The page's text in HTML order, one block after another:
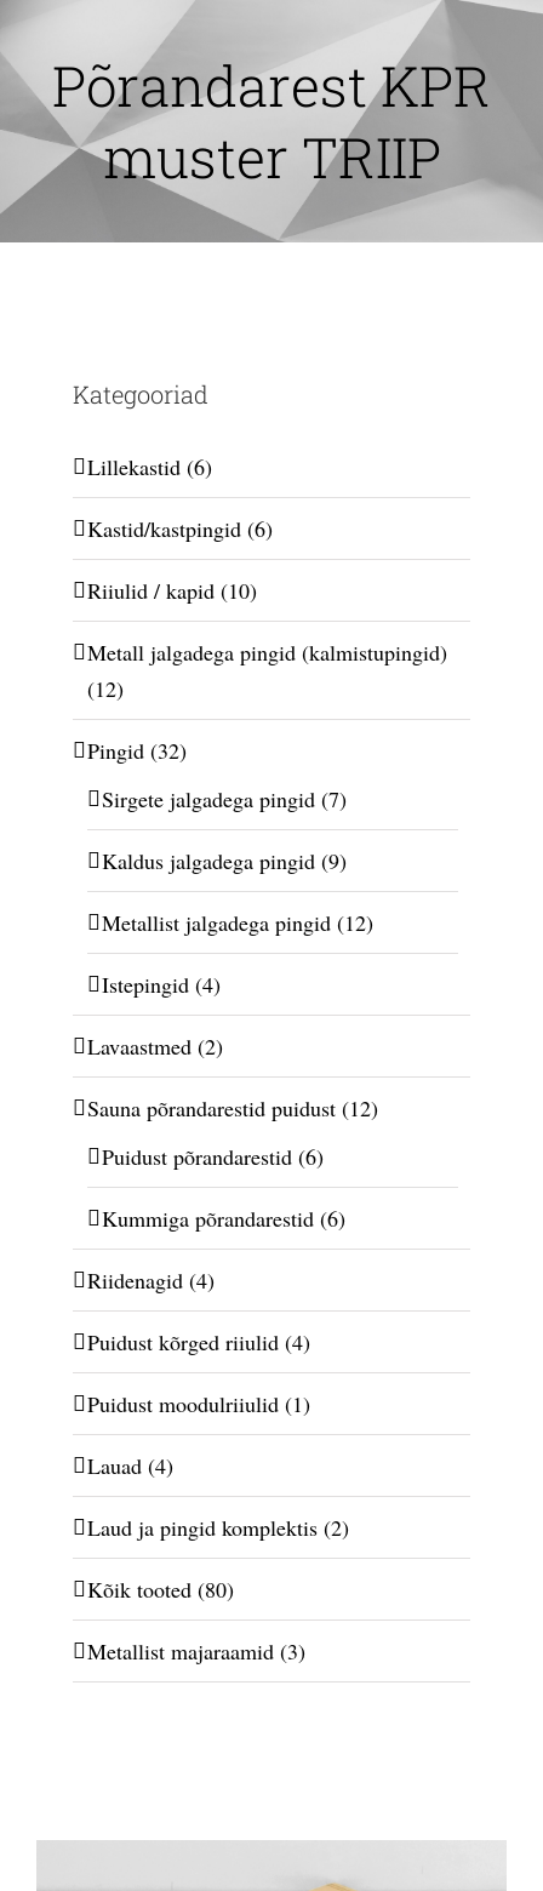
to
contentPõrandarest KPR
muster TRIIP
Kategooriad
Lillekastid (6)
Kastid/kastpingid (6)
Riiulid / kapid (10)
Metall jalgadega pingid (kalmistupingid)
(12)
Pingid (32)
Sirgete jalgadega pingid (7)
Kaldus jalgadega pingid (9)
Metallist jalgadega pingid (12)
Istepingid (4)
Lavaastmed (2)
Sauna põrandarestid puidust (12)
Puidust põrandarestid (6)
Kummiga põrandarestid (6)
Riidenagid (4)
Puidust kõrged riiulid (4)
Puidust moodulriiulid (1)
Lauad (4)
Laud ja pingid komplektis (2)
Kõik tooted (80)
Metallist majaraamid (3)